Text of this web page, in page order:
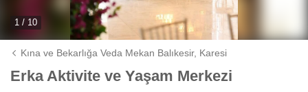
1 / 10
Kına ve Bekarlığa Veda Mekan Balıkesir, Karesi
Erka Aktivite ve Yaşam Merkezi